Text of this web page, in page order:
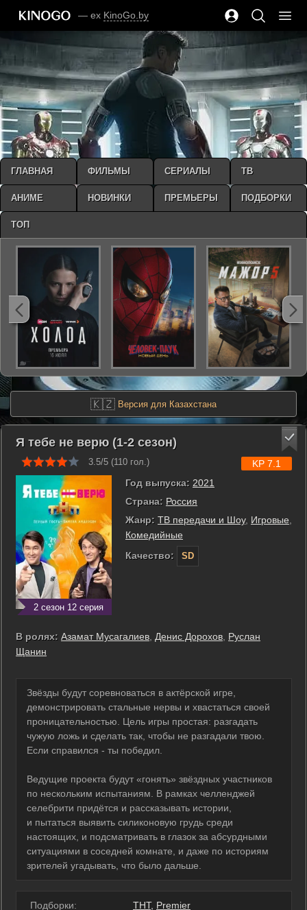
— ex KinoGo.by
🇰🇿 Версия для Казахстана
Я тебе не верю (1-2 сезон)
3.5/5 (110 гол.)
2 сезон 12 серия
Год выпуска: 2021
Страна: Россия
Жанр: ТВ передачи и Шоу, Игровые
Комедийные
Качество:
SD
KP 7.1
В ролях: Азамат Мусагалиев Денис Дорохов Руслан
Щанин
Звёзды будут соревноваться в актёрской игре,
демонстрировать стальные нервы и хвастаться своей
проницательностью. Цель игры простая: разгадать
чужую ложь и сделать так, чтобы не разгадали твою.
Если справился - ты победил.
Ведущие проекта будут «гонять» звёздных участников
по нескольким испытаниям. В рамках челленджей
селебрити придётся и рассказывать истории,
и пытаться выявить силиконовую грудь среди
настоящих, и подсматривать в глазок за абсурдными
ситуациями в соседней комнате, и даже по историям
зрителей угадывать, что было дальше.
Подборки: ТНТ, Premier
ГЛАВНАЯ ФИЛЬМЫ СЕРИАЛЫ ТВ
АНИМЕ НОВИНКИ ПРЕМЬЕРЫ ПОДБОРКИ
ТОП